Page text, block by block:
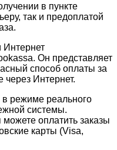
в пункте
так и предоплатой
Интернет
Он представляет
способ оплаты за
через Интернет.
в режиме реального
системы.
оплатить заказы
карты (Visa,